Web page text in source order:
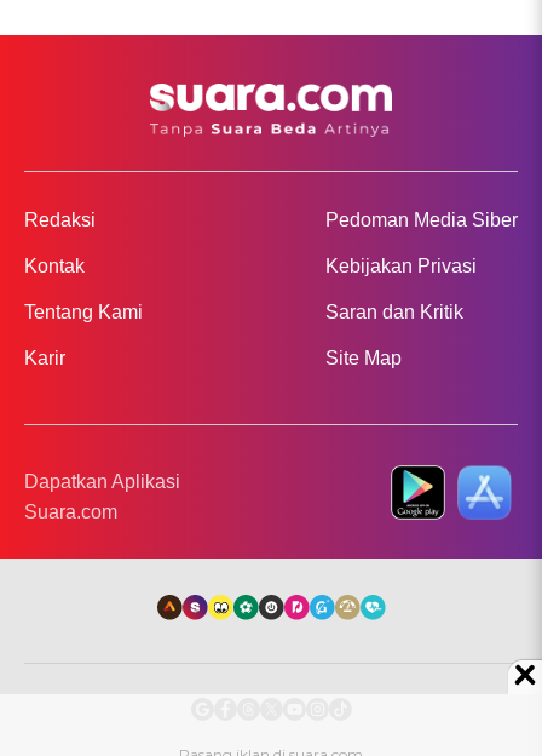
Redaksi
Kontak
Tentang Kami
Karir
Pedoman Media Siber
Kebijakan Privasi
Saran dan Kritik
Site Map
Dapatkan Aplikasi
Suara.com